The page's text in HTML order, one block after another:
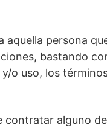
aquella persona
bastando
o uso, los
contratar alguno